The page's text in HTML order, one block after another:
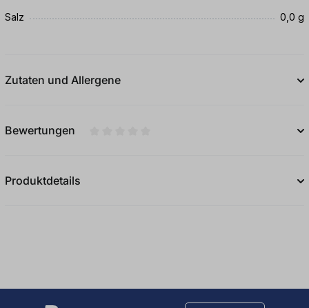
Salz
0,0 g
Zutaten und Allergene
Bewertungen
Produktdetails